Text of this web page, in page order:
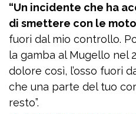
“Un incidente che ha
di smettere con le moto
fuori dal mio controllo.
la gamba al Mugello nel
dolore così, l’osso fuori
che una parte del tuo
resto”.